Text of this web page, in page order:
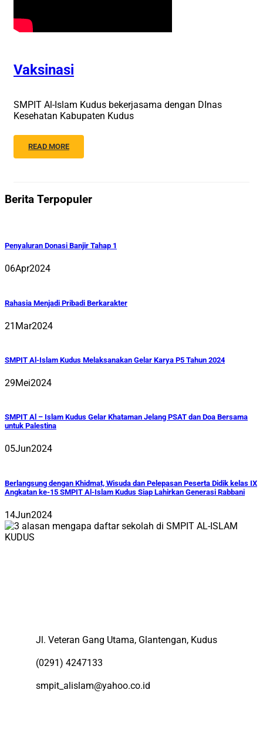
Vaksinasi
SMPIT Al-Islam Kudus bekerjasama dengan DInas
Kesehatan Kabupaten Kudus
READ MORE
Berita Terpopuler
Penyaluran Donasi Banjir Tahap 1
06Apr2024
Rahasia Menjadi Pribadi Berkarakter
21 Mar2024
SMPIT Al-Islam Kudus Melaksanakan Gelar Karya P5 Tahun 2024
29Mei2024
SMPIT Al – Islam Kudus Gelar Khataman Jelang PSAT dan Doa Bersama
untuk Palestina
05Jun2024
Berlangsung dengan Khidmat, Wisuda dan Pelepasan Peserta Didik kelas IX
Angkatan ke-15 SMPIT Al-Islam Kudus Siap Lahirkan Generasi Rabbani
14Jun2024
Jl. Veteran Gang Utama, Glantengan, Kudus
(0291) 4247133
smpit_alislam@yahoo.co.id